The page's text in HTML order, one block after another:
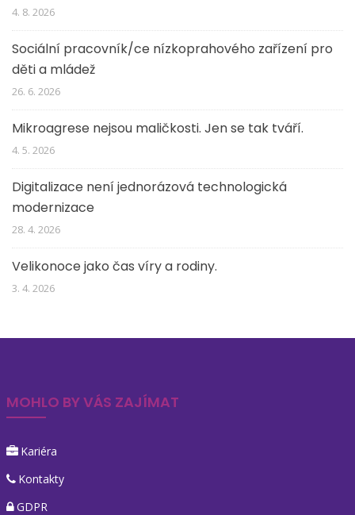
4. 8. 2026
Sociální pracovník/ce nízkoprahového zařízení pro
děti a mládež
26. 6. 2026
Mikroagrese nejsou maličkosti. Jen se tak tváří.
4. 5. 2026
Digitalizace není jednorázová technologická
modernizace
28. 4. 2026
Velikonoce jako čas víry a rodiny.
3. 4. 2026
MOHLO BY VÁS ZAJÍMAT
Kariéra
Kontakty
GDPR